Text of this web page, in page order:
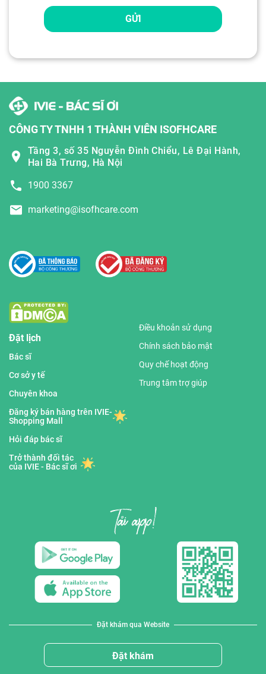
GỬI
CÔNG TY TNHH 1 THÀNH VIÊN ISOFHCARE
Tầng 3, số 35 Nguyễn Đình Chiểu, Lê Đại Hành,
Hai Bà Trưng, Hà Nội
1900 3367
marketing@isofhcare.com
Đặt lịch
Bác sĩ
Cơ sở y tế
Chuyên khoa
Đăng ký bán hàng trên IVIE-
Shopping Mall
Hỏi đáp bác sĩ
Trở thành đối tác
của IVIE - Bác sĩ ơi
Điều khoản sử dụng
Chính sách bảo mật
Quy chế hoạt động
Trung tâm trợ giúp
Đặt khám qua Website
Đặt khám